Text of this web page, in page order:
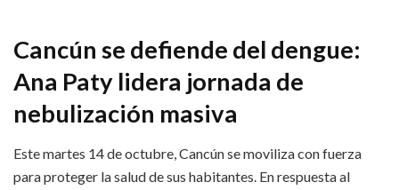
Cancún se defiende del dengue:
Ana Paty lidera jornada de
nebulización masiva
Este martes 14 de octubre, Cancún se moviliza con fuerza
para proteger la salud de sus habitantes. En respuesta al